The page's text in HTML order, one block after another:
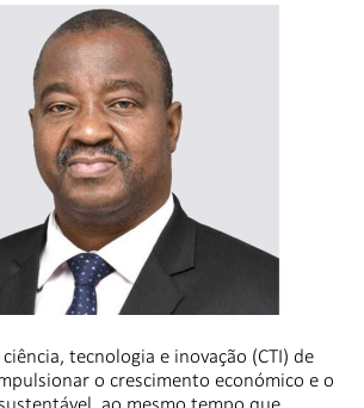
tecnologia e inovação (CTI) de
o crescimento económico e o